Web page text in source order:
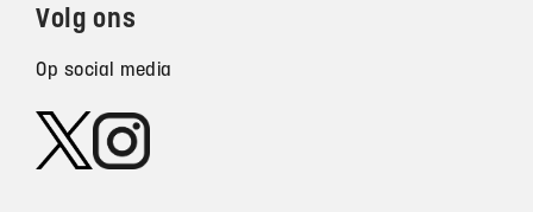
Volg ons
Op social media